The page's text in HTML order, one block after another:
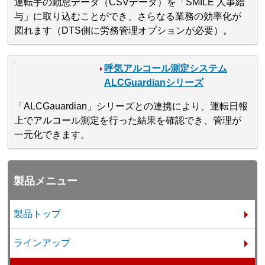
運転手の勤怠データ（CSVデータ）を「SMILE 人事給
与」に取り込むことができ、さらなる業務の効率化が
図れます（DTS側に労務管理オプションが必要）。
呼気アルコール測定システム
ALCGuardianシリーズ
「ALCGauardian」シリーズとの連携により、運転日報
上でアルコール測定を行った結果を確認でき、管理が
一元化できます。
製品メニュー
製品トップ
ラインアップ